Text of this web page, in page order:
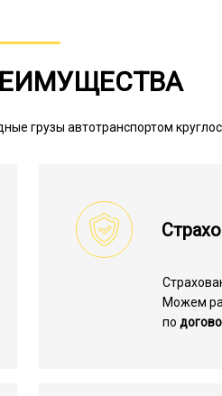
грузы автотранспортом
Можем
по